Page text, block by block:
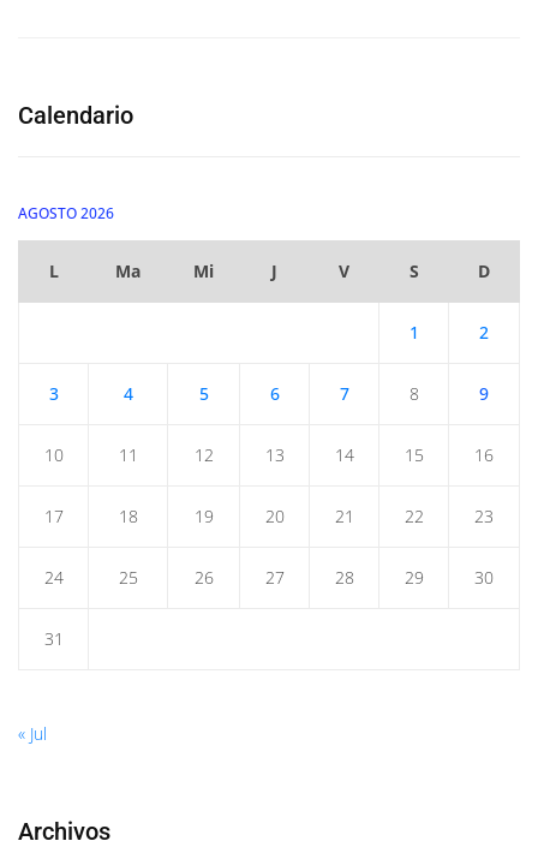
Calendario
AGOSTO 2026
L Ma Mi J V S D
1 2
3 4 5 6 7 8 9
10 11 12 13 14 15 16
17 18 19 20 21 22 23
24 25 26 27 28 29 30
31
« Jul
Archivos